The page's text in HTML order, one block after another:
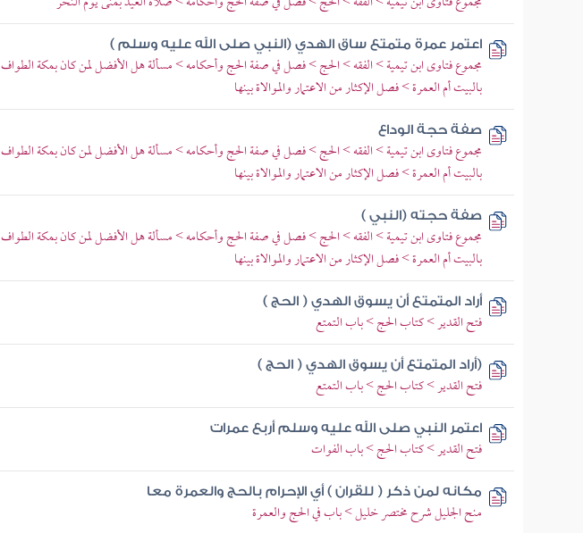
اعتمر عمرة متمتع ساق الهدي (النبي صلى الله عليه وسلم )
مجموع فتاوى ابن تيمية > الفقه > الحج > فصل في صفة الحج وأحكامه > مسألة هل الأفضل لمن كان بمكة الطواف
بالبيت أم العمرة > فصل الإكثار من الاعتمار والموالاة بينها
صفة حجة الوداع
مجموع فتاوى ابن تيمية > الفقه > الحج > فصل في صفة الحج وأحكامه > مسألة هل الأفضل لمن كان بمكة الطواف
بالبيت أم العمرة > فصل الإكثار من الاعتمار والموالاة بينها
صفة حجته (النبي )
مجموع فتاوى ابن تيمية > الفقه > الحج > فصل في صفة الحج وأحكامه > مسألة هل الأفضل لمن كان بمكة الطواف
بالبيت أم العمرة > فصل الإكثار من الاعتمار والموالاة بينها
أراد المتمتع أن يسوق الهدي ( الحج )
فتح القدير > كتاب الحج > باب التمتع
(أراد المتمتع أن يسوق الهدي ( الحج )
فتح القدير > كتاب الحج > باب التمتع
اعتمر النبي صلى الله عليه وسلم أربع عمرات
فتح القدير > كتاب الحج > باب الفوات
مكانه لمن ذكر ( للقران ) أي الإحرام بالحج والعمرة معا
منح الجليل شرح مختصر خليل > باب في الحج والعمرة